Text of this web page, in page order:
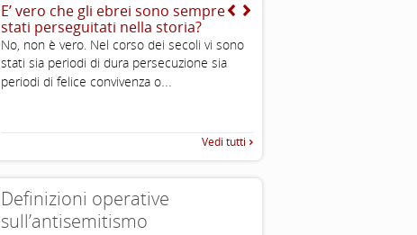
E’ vero che gli ebrei sono sempre
stati perseguitati nella storia?
No, non è vero. Nel corso dei secoli vi sono
stati sia periodi di dura persecuzione sia
periodi di felice convivenza o...
Vedi tutti
Definizioni operative
sull’antisemitismo